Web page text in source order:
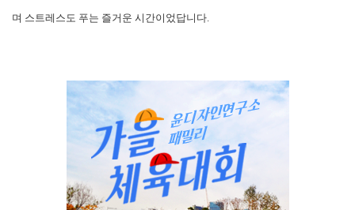
며 스트레스도 푸는 즐거운 시간이었답니다.